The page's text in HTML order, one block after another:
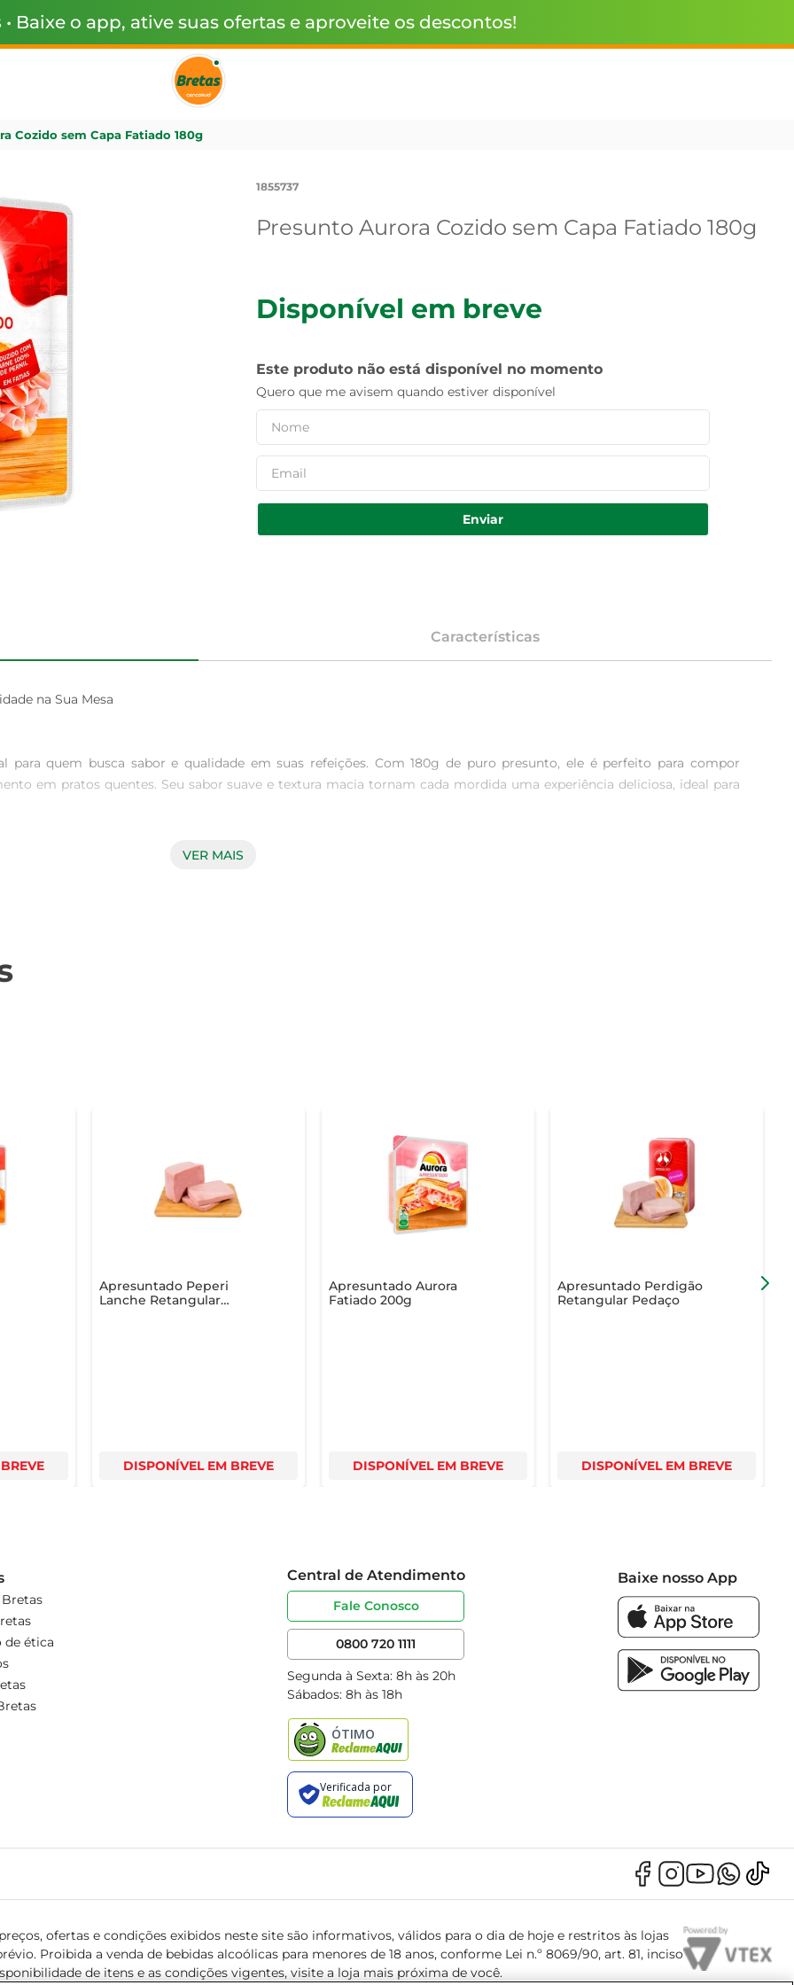
• Baixe o app, ative suas ofertas e aproveite os descontos!
Cozido sem Capa Fatiado 180g
1855737
Presunto Aurora Cozido sem Capa Fatiado 180g
Disponível em breve
Este produto não está disponível no momento
Quero que me avisem quando estiver disponível
Enviar
Características
na Sua Mesa
para quem busca sabor e qualidade em suas refeições. Com 180g de puro presunto, ele é perfeito para compor
em pratos quentes. Seu sabor suave e textura macia tornam cada mordida uma experiência deliciosa, ideal para
em diversas preparações. Experimente adicioná-lo a um lanche rápido, em uma omelete ou até mesmo em uma
VER MAIS
Apresuntado Peperi
Lanche Retangular
DISPONÍVEL EM BREVE
Apresuntado Aurora
Fatiado 200g
DISPONÍVEL EM BREVE
Apresuntado Perdigão
Retangular Pedaço
DISPONÍVEL EM BREVE
de ética
Central de Atendimento
Fale Conosco
0800 720 1111
Segunda à Sexta: 8h às 20h
Sábados: 8h às 18h
Baixe nosso App
ofertas e condições exibidos neste site são informativos, válidos para o dia de hoje e restritos às lojas
Proibida a venda de bebidas alcoólicas para menores de 18 anos, conforme Lei n.º 8069/90, art. 81, inciso
de itens e as condições vigentes, visite a loja mais próxima de você.